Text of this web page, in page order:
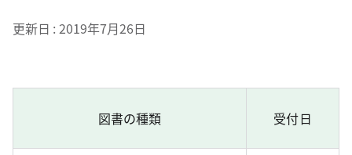
更新日 2019年7月26日
図書の種類 受付日